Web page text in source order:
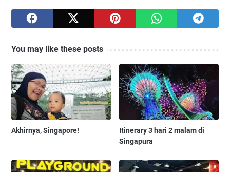
You may like these posts
Akhirnya, Singapore!
Itinerary 3 hari 2 malam di
Singapura